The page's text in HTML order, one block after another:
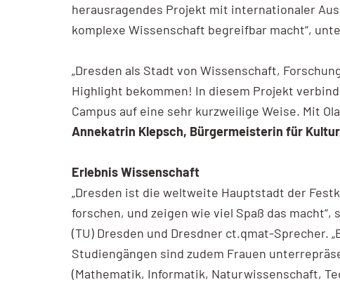
herausragendes Projekt mit internationaler
komplexe Wissenschaft begreifbar macht“,
„Dresden als Stadt von Wissenschaft,
Highlight bekommen! In diesem Projekt
Campus auf eine sehr kurzweilige Weise. Mit
Annekatrin Klepsch, Bürgermeisterin für
Erlebnis Wissenschaft
„Dresden ist die weltweite Hauptstadt der
forschen, und zeigen wie viel Spaß das
(TU) Dresden und Dresdner ct.qmat-Sprecher.
Studiengängen sind zudem Frauen
(Mathematik, Informatik, Naturwissenschaft,